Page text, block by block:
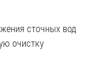
сточных вод
очистку